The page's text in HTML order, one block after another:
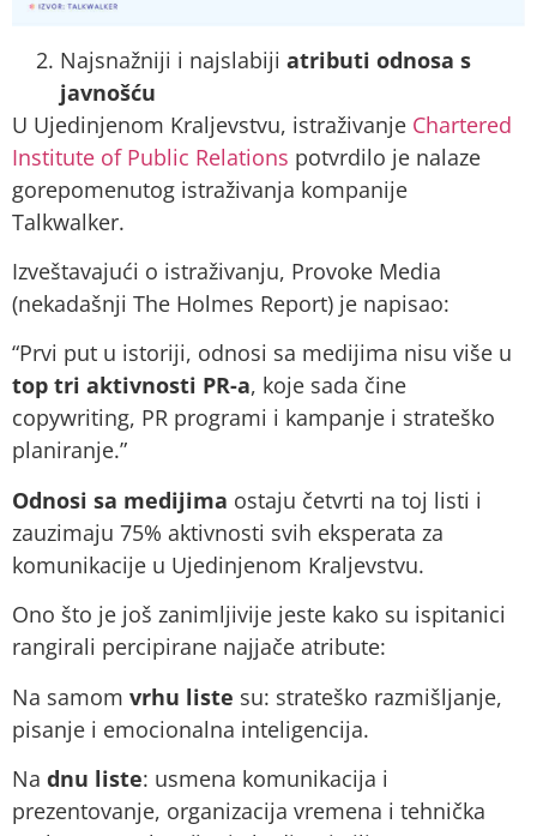
Najsnažniji i najslabiji atributi odnosa s
javnošću
U Ujedinjenom Kraljevstvu, istraživanje Chartered
Institute of Public Relations potvrdilo je nalaze
gorepomenutog istraživanja kompanije
Talkwalker.
Izveštavajući o istraživanju, Provoke Media
(nekadašnji The Holmes Report) je napisao:
“Prvi put u istoriji, odnosi sa medijima nisu više u
top tri aktivnosti PR-a, koje sada čine
copywriting, PR programi i kampanje i strateško
planiranje.”
Odnosi sa medijima ostaju četvrti na toj listi i
zauzimaju 75% aktivnosti svih eksperata za
komunikacije u Ujedinjenom Kraljevstvu.
Ono što je još zanimljivije jeste kako su ispitanici
rangirali percipirane najjače atribute:
Na samom vrhu liste su: strateško razmišljanje,
pisanje i emocionalna inteligencija.
Na dnu liste: usmena komunikacija i
prezentovanje, organizacija vremena i tehnička